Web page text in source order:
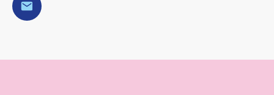
E-post